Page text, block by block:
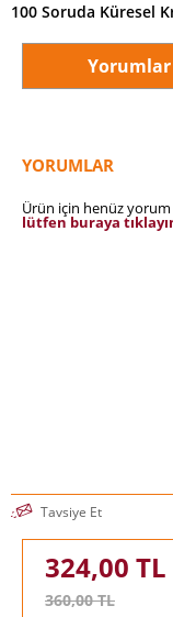
100 Soruda Küresel
Yorumlar
YORUMLAR
Ürün için henüz
lütfen buraya
Tavsiye Et
324,00 TL
360,00TL